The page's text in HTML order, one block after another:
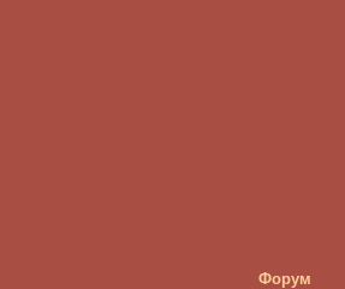
Форум